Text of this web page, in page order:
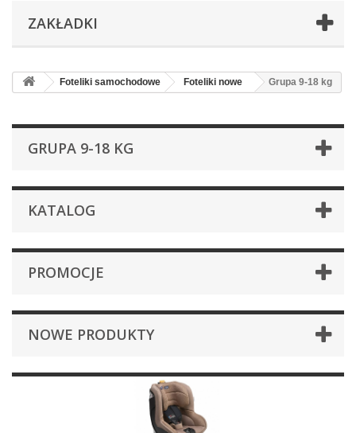
ZAKŁADKI
Foteliki samochodowe Foteliki nowe Grupa 9-18 kg
GRUPA 9-18 KG
KATALOG
PROMOCJE
NOWE PRODUKTY